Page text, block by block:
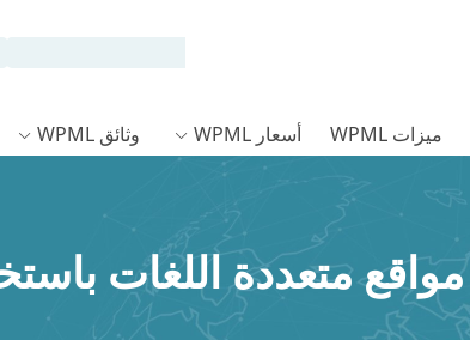
ميزات WPML أسعار WPML وثائق WPML